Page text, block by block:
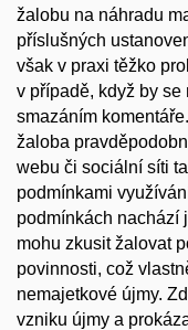
žalobu na náhradu
příslušných
však v praxi těžko
v případě, když by
smazáním
žaloba
webu či sociální síti
podmínkami
podmínkách nachází
mohu zkusit žalovat
povinnosti, což
nemajetkové újmy.
vzniku újmy a